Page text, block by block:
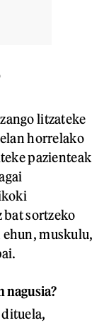
litzateke
horrelako
pazienteak
bat sortzeko
ehun, muskulu,
nagusia?